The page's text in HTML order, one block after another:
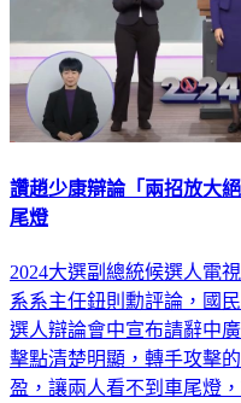
讚趙少康辯論「兩招放大
尾燈
2024大選副總統候選人電
系系主任鈕則勳評論，國
選人辯論會中宣布請辭中
擊點清楚明顯，轉手攻擊
盈，讓兩人看不到車尾燈